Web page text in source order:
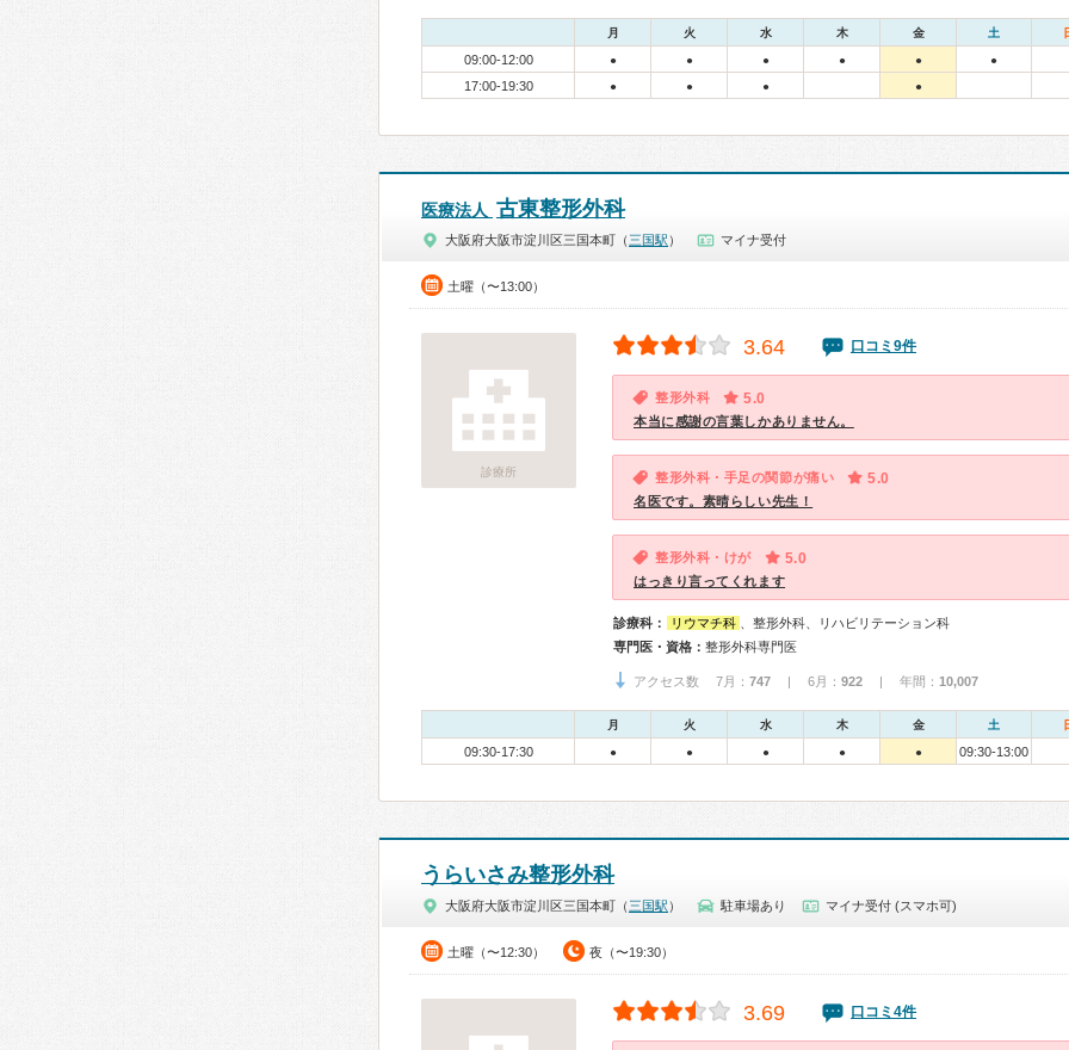
月 火 水 木 金 土
09:00-12:00 ● ● ● ● ● ●
17:00-19:30 ● ● ● ●
医療法人 古東整形外科
大阪府大阪市淀川区三国本町（ 三国駅 ） マイナ受付
土曜（〜13:00）
診療所
3.64 口コミ9件
整形外科 5.0
本当に感謝の言葉しかありません。
整形外科・手足の関節が痛い 5.0
名医です。素晴らしい先生！
整形外科・けが 5.0
はっきり言ってくれます
診療科： リウマチ科
、整形外科、リハビリテーション科
専門医・資格： 整形外科専門医
アクセス数 7月： 747 | 6月： 922 | 年間： 10,007
月 火 水 木 金 土
09:30-17:30 ● ● ● ● ● 09:30-13:00
うらいさみ整形外科
大阪府大阪市淀川区三国本町（ 三国駅 ） 駐車場あり マイナ受付 (スマホ可)
土曜（〜12:30） 夜（〜19:30）
3.69 口コミ4件